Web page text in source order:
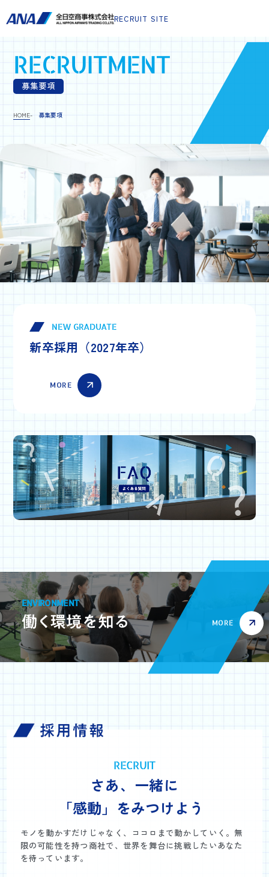
RECRUIT SITE
RECRUITMENT
募集要項
HOME 募集要項
NEW GRADUATE
新卒採用（2027年卒）
MORE
ENVIRONMENT
MORE
RECRUIT
さあ、一緒に
「感動」をみつけよう
モノを動かすだけじゃなく、ココロまで動かしていく。無
限の可能性を持つ商社で、世界を舞台に挑戦したいあなた
を待っています。